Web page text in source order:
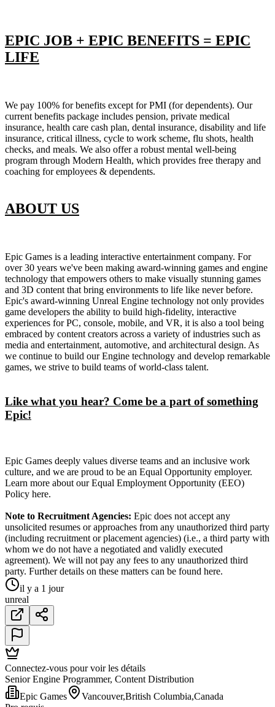
EPIC JOB + EPIC BENEFITS = EPIC
LIFE
We pay 100% for benefits except for PMI (for dependents). Our
current benefits package includes pension, private medical
insurance, health care cash plan, dental insurance, disability and life
insurance, critical illness, cycle to work scheme, flu shots, health
checks, and meals. We also offer a robust mental well-being
program through Modern Health, which provides free therapy and
coaching for employees & dependents.
ABOUT US
Epic Games is a leading interactive entertainment company. For
over 30 years we've been making award-winning games and engine
technology that empowers others to make visually stunning games
and 3D content that bring environments to life like never before.
Epic's award-winning Unreal Engine technology not only provides
game developers the ability to build high-fidelity, interactive
experiences for PC, console, mobile, and VR, it is also a tool being
embraced by content creators across a variety of industries such as
media and entertainment, automotive, and architectural design. As
we continue to build our Engine technology and develop remarkable
games, we strive to build teams of world-class talent.
Like what you hear? Come be a part of something
Epic!
Epic Games deeply values diverse teams and an inclusive work
culture, and we are proud to be an Equal Opportunity employer.
Learn more about our Equal Employment Opportunity (EEO)
Policy here.
Note to Recruitment Agencies: Epic does not accept any
unsolicited resumes or approaches from any unauthorized third party
(including recruitment or placement agencies) (i.e., a third party with
whom we do not have a negotiated and validly executed
agreement). We will not pay any fees to any unauthorized third
party. Further details on these matters can be found here.
il y a 1 jour
unreal
Connectez-vous pour voir les détails
Senior Engine Programmer, Content Distribution
Epic Games
Vancouver,British Columbia,Canada